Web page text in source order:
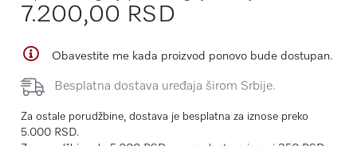
7.200,00 RSD
Obavestite me kada proizvod ponovo bude dostupan.
Besplatna dostava uređaja širom Srbije.
Za ostale porudžbine, dostava je besplatna za iznose preko
5.000 RSD.